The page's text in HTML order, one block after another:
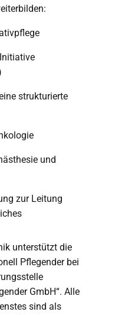
strukturierte
und
zur Leitung
unterstützt die
Pflegender bei
GmbH“. Alle
sind als